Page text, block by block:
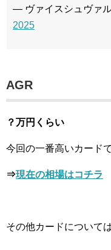
— ヴァイスシュヴァ
2025
AGR
？万円くらい
今回の一番高いカードで
⇒現在の相場はコチラ
その他カードについて